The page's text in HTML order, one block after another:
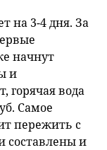
на 3-4 дня. За
начнут
и
горячая вода
Самое
пережить с
составлены и